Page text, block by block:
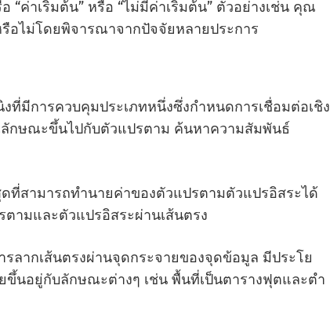
“ค่าเริ่มต้น” หรือ “ไม่มีค่าเริ่มต้น” ตัวอย่างเช่น คุณ
อไม่โดยพิจารณาจากปัจจัยหลายประการ
ที่มีการควบคุมประเภทหนึ่งซึ่งกําหนดการเชื่อมต่อเชิง
กษณะขึ้นไปกับตัวแปรตาม ค้นหาความสัมพันธ์
ที่สามารถทํานายค่าของตัวแปรตามตัวแปรอิสระได้
ามและตัวแปรอิสระผ่านเส้นตรง
ลากเส้นตรงผ่านจุดกระจายของจุดข้อมูล มีประโย
นอยู่กับลักษณะต่างๆ เช่น พื้นที่เป็นตารางฟุตและตํา